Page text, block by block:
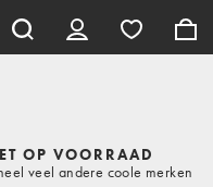
OP VOORRAAD
veel andere coole merken